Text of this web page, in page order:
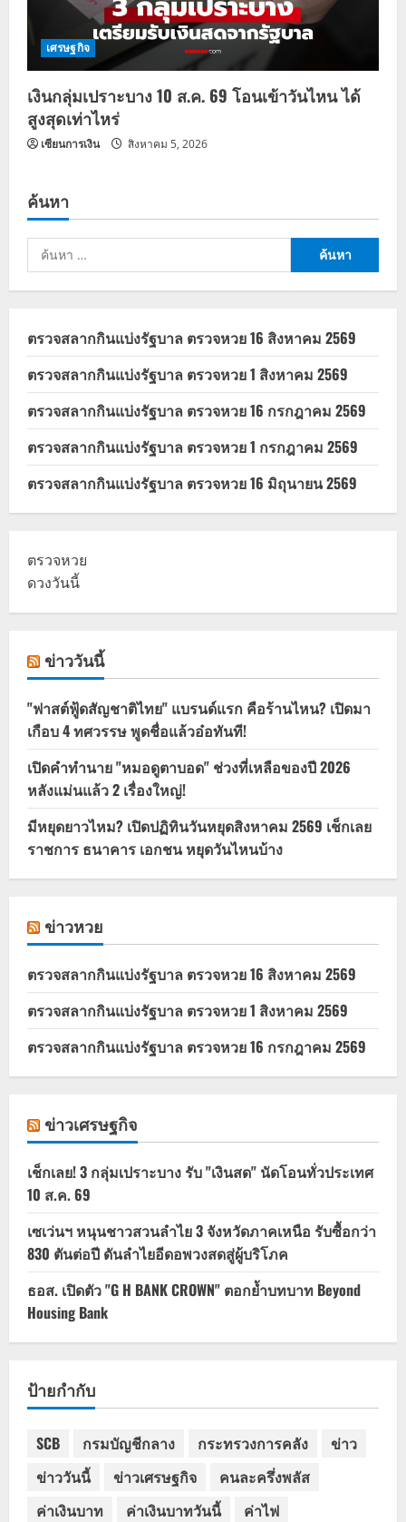
เศรษฐกิจ
เงินกลุ่มเปราะบาง 10 ส.ค. 69 โอนเข้าวันไหน ได้
สูงสุดเท่าไหร่
เซียนการเงิน สิงหาคม 5, 2026
ค้นหา
ค้นหา
สำหรับ:
ตรวจสลากกินแบ่งรัฐบาล ตรวจหวย 16 สิงหาคม 2569
ตรวจสลากกินแบ่งรัฐบาล ตรวจหวย 1 สิงหาคม 2569
ตรวจสลากกินแบ่งรัฐบาล ตรวจหวย 16 กรกฎาคม 2569
ตรวจสลากกินแบ่งรัฐบาล ตรวจหวย 1 กรกฎาคม 2569
ตรวจสลากกินแบ่งรัฐบาล ตรวจหวย 16 มิถุนายน 2569
ตรวจหวย
ดวงวันนี้
ข่าววันนี้
"ฟาสต์ฟู้ดสัญชาติไทย" แบรนด์แรก คือร้านไหน? เปิดมา
เกือบ 4 ทศวรรษ พูดชื่อแล้วอ๋อทันที!
เปิดคำทำนาย "หมอดูตาบอด" ช่วงที่เหลือของปี 2026
หลังแม่นแล้ว 2 เรื่องใหญ่!
มีหยุดยาวไหม? เปิดปฏิทินวันหยุดสิงหาคม 2569 เช็กเลย
ราชการ ธนาคาร เอกชน หยุดวันไหนบ้าง
ข่าวหวย
ตรวจสลากกินแบ่งรัฐบาล ตรวจหวย 16 สิงหาคม 2569
ตรวจสลากกินแบ่งรัฐบาล ตรวจหวย 1 สิงหาคม 2569
ตรวจสลากกินแบ่งรัฐบาล ตรวจหวย 16 กรกฎาคม 2569
ข่าวเศรษฐกิจ
เช็กเลย! 3 กลุ่มเปราะบาง รับ "เงินสด" นัดโอนทั่วประเทศ
10 ส.ค. 69
เซเว่นฯ หนุนชาวสวนลำไย 3 จังหวัดภาคเหนือ รับซื้อกว่า
830 ตันต่อปี ดันลำไยอีดอพวงสดสู่ผู้บริโภค
ธอส. เปิดตัว "G H BANK CROWN" ตอกย้ำบทบาท Beyond
Housing Bank
ป้ายกำกับ
SCB กรมบัญชีกลาง กระทรวงการคลัง
ข่าว
ข่าววันนี้
ข่าวเศรษฐกิจ
คนละครึ่งพลัส
ค่าเงินบาท
ค่าเงินบาทวันนี้
ค่าไฟ